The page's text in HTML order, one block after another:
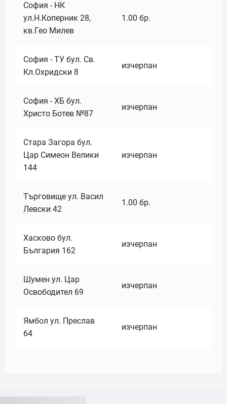
София - НК
ул.Н.Коперник 28,
кв.Гео Милев
1.00 бр.
София - ТУ бул. Св.
Кл.Охридски 8
изчерпан
София - ХБ бул.
Христо Ботев №87
изчерпан
Стара Загора бул.
Цар Симеон Велики
144
изчерпан
Търговище ул. Васил
Левски 42
1.00 бр.
Хасково бул.
България 162
изчерпан
Шумен ул. Цар
Освободител 69
изчерпан
Ямбол ул. Преслав
64
изчерпан